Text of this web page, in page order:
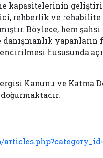
kapasitelerinin
rehberlik ve
Böylece, hem
hususunda
Kanunu ve Katma